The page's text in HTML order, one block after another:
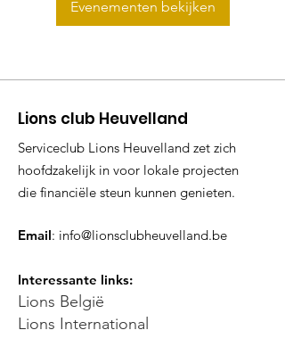
Evenementen bekijken
Lions club Heuvelland
Serviceclub Lions Heuvelland zet zich
hoofdzakelijk in voor lokale projecten
die financiële steun kunnen genieten.
Email: info@lionsclubheuvelland.be
Interessante links:
Lions België
Lions International